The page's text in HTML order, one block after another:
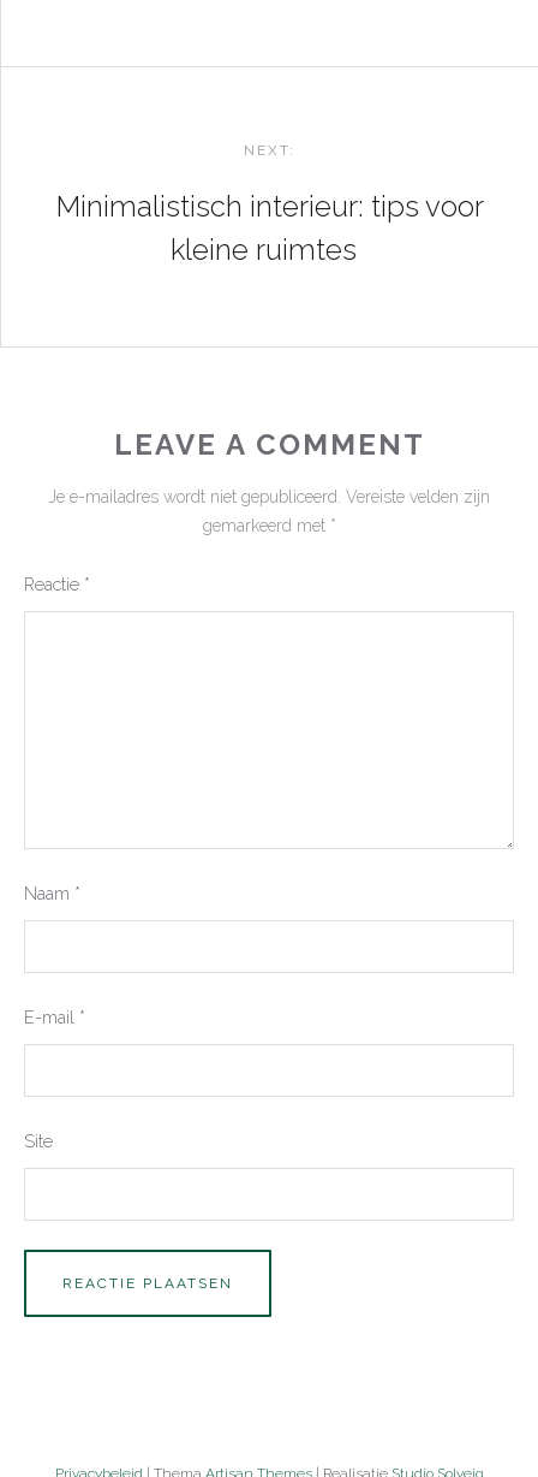
NEXT:
Minimalistisch interieur: tips voor
kleine ruimtes
LEAVE A COMMENT
Je e-mailadres wordt niet gepubliceerd. Vereiste velden zijn
gemarkeerd met *
Reactie *
Naam *
E-mail *
Site
Privacybeleid | Thema Artisan Themes| Realisatie Studio Solveig